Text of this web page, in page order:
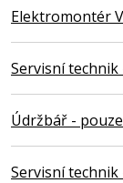
Elektromontér
Servisní
Údržbář -
Servisní